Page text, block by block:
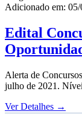
Adicionado em:
Edital
Alerta de
julho de 2021.
Ver Detalhes →